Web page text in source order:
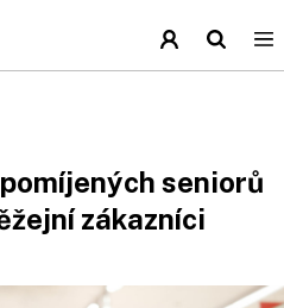
seniorů
zákazníci